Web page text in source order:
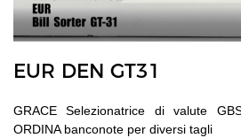
EUR DEN GT31
GRACE Selezionatrice di valute
ORDINA banconote per diversi tagli